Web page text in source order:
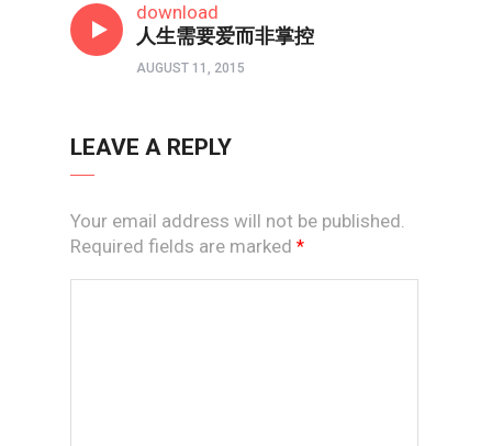
download
人生需要爱而非掌控
AUGUST 11, 2015
LEAVE A REPLY
Your email address will not be published.
Required fields are marked *